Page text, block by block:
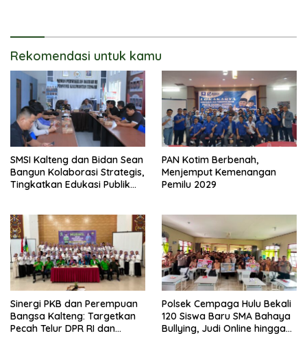
Rekomendasi untuk kamu
SMSI Kalteng dan Bidan Sean
Bangun Kolaborasi Strategis,
Tingkatkan Edukasi Publik
PAN Kotim Berbenah,
Menjemput Kemenangan
Pemilu 2029
Sinergi PKB dan Perempuan
Bangsa Kalteng: Targetkan
Pecah Telur DPR RI dan
Polsek Cempaga Hulu Bekali
120 Siswa Baru SMA Bahaya
Bullying, Judi Online hingga